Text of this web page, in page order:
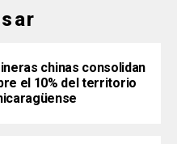
chinas consolidan
el 10% del territorio